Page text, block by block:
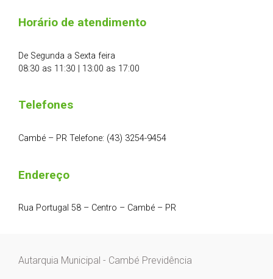
Horário de atendimento
De Segunda a Sexta feira
08:30 as 11:30 | 13:00 as 17:00
Telefones
Cambé – PR Telefone: (43) 3254-9454
Endereço
Rua Portugal 58 – Centro – Cambé – PR
Autarquia Municipal - Cambé Previdência